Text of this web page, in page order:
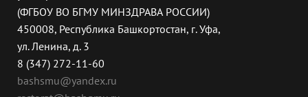
(ФГБОУ ВО БГМУ МИНЗДРАВА РОССИИ)
450008, Республика Башкортостан, г. Уфа,
ул. Ленина, д. 3
8 (347) 272-11-60
bashsmu@yandex.ru